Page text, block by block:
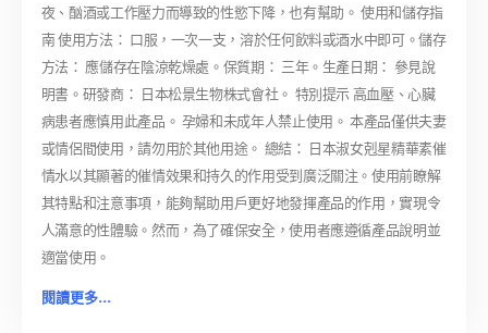
夜、酗酒或工作壓力而導致的性慾下降，也有幫助。 使用和儲存指
南 使用方法： 口服，一次一支，溶於任何飲料或酒水中即可。儲存
方法： 應儲存在陰涼乾燥處。保質期： 三年。生產日期： 參見說
明書。研發商： 日本松景生物株式會社。 特別提示 高血壓、心臟
病患者應慎用此產品。 孕婦和未成年人禁止使用。 本產品僅供夫妻
或情侶間使用，請勿用於其他用途。 總結： 日本淑女剋星精華素催
情水以其顯著的催情效果和持久的作用受到廣泛關注。使用前瞭解
其特點和注意事項，能夠幫助用戶更好地發揮產品的作用，實現令
人滿意的性體驗。然而，為了確保安全，使用者應遵循產品說明並
適當使用。
閱讀更多...